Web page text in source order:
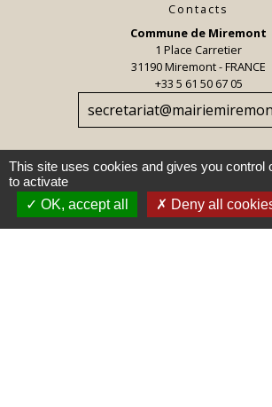
Contacts
Commune de Miremont
1 Place Carretier
31190 Miremont - FRANCE
+33 5 61 50 67 05
This site uses cookies and gives you control
to activate
OK, accept all
Deny all